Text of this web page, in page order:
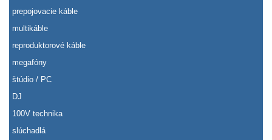
prepojovacie káble
multikáble
reproduktorové káble
megafóny
štúdio / PC
DJ
100V technika
slúchadlá